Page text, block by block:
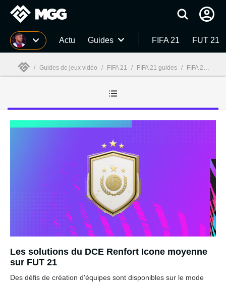
MGG Actu Guides FIFA 21 FUT 21
/ Guides de jeux vidéo / FIFA 21 / FIFA 21 guides / FIFA 21 : Guides - page 2
Les solutions du DCE Renfort Icone moyenne
sur FUT 21
Des défis de création d'équipes sont disponibles sur le mode